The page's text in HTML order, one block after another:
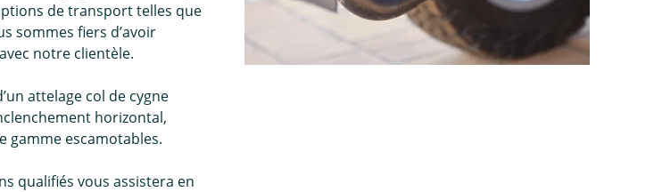
de transport telles que
sommes fiers d’avoir
notre clientèle.
attelage col de cygne
horizontal,
gamme escamotables.
qualifiés vous assistera en